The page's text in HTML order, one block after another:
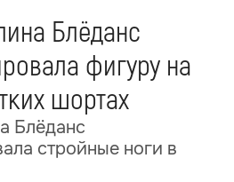
Блёданс
фигуру на
шортах
Блёданс
стройные ноги в